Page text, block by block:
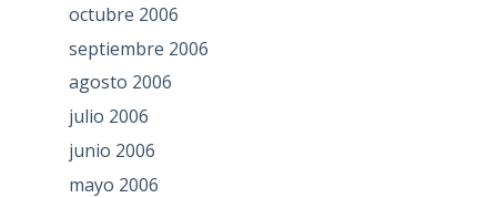
octubre 2006
septiembre 2006
agosto 2006
julio 2006
junio 2006
mayo 2006